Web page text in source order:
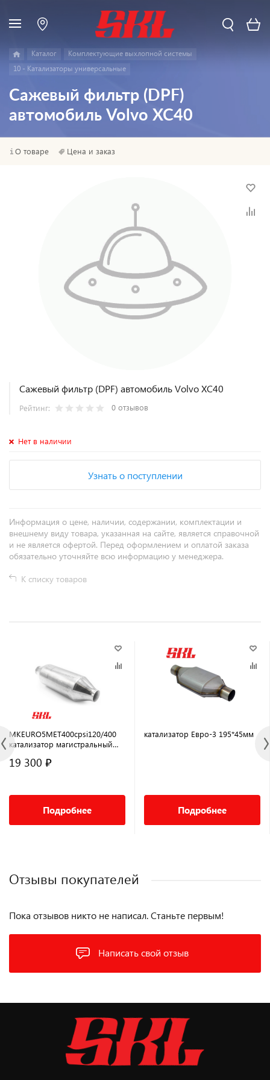
Каталог
Комплектующие выхлопной системы
10 - Катализаторы универсальные
Сажевый фильтр (DPF)
автомобиль Volvo XC40
О товаре Цена и заказ
Сажевый фильтр (DPF) автомобиль Volvo XC40
Рейтинг: 0 отзывов
Нет в наличии
Узнать о поступлении
Информация о цене, наличии, содержании, комплектации и
внешнему виду товара, указанная на сайте, является справочной
и не является офертой. Перед оформлением и оплатой заказа
обязательно уточняйте всю информацию у менеджера.
К списку товаров
MKEURO5MET400cpsi120/400
катализатор магистральный
19 300 ₽
Подробнее
катализатор Евро-3 195*45мм
Подробнее
Отзывы покупателей
Написать свой отзыв
Пока отзывов никто не написал. Станьте первым!